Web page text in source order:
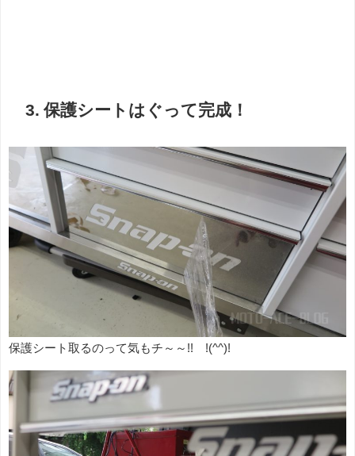
3. 保護シートはぐって完成！
保護シート取るのって気もチ～～!! !(^^)!